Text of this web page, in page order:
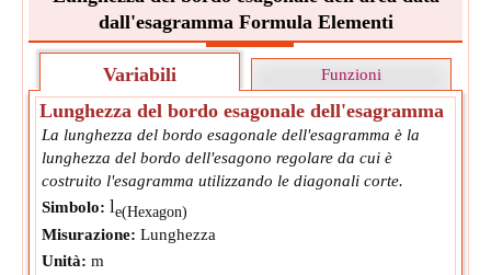
dall'esagramma Formula Elementi
Variabili Funzioni
Lunghezza del bordo esagonale dell'esagramma
La lunghezza del bordo esagonale dell'esagramma è la
lunghezza del bordo dell'esagono regolare da cui è
costruito l'esagramma utilizzando le diagonali corte.
Simbolo: le(Hexagon)
Misurazione: Lunghezza
Unità: m